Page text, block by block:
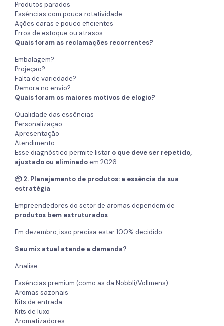
Produtos parados
Essências com pouca rotatividade
Ações caras e pouco eficientes
Erros de estoque ou atrasos
Quais foram as reclamações recorrentes?
Embalagem?
Projeção?
Falta de variedade?
Demora no envio?
Quais foram os maiores motivos de elogio?
Qualidade das essências
Personalização
Apresentação
Atendimento
Esse diagnóstico permite listar o que deve ser repetido,
ajustado ou eliminadoem 2026.
📦 2. Planejamento de produtos: a essência da sua
estratégia
Empreendedores do setor de aromas dependem de
produtos bem estruturados.
Em dezembro, isso precisa estar 100% decidido:
Seu mix atual atende a demanda?
Analise:
Essências premium (como as da Nobbli/Vollmens)
Aromas sazonais
Kits de entrada
Kits de luxo
Aromatizadores